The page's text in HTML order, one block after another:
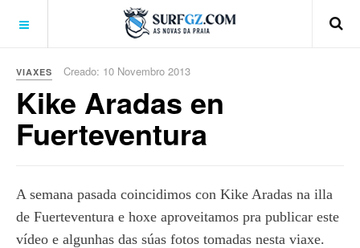
VIAXES Creado: 10 Novembro 2013
Kike Aradas en
Fuerteventura
A semana pasada coincidimos con Kike Aradas na illa
de Fuerteventura e hoxe aproveitamos pra publicar este
vídeo e algunhas das súas fotos tomadas nesta viaxe.